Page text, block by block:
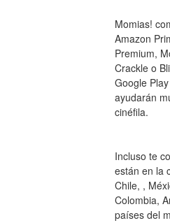
Momias!
Amazon
Premium,
Crackle o
Google
ayudarán
cinéfila.
Incluso te
están en la
Chile, ,
Colombia,
países del